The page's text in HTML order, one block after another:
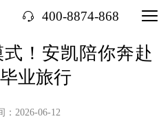
400-8874-868
！安凯陪你奔赴
业旅行
：2026-06-12